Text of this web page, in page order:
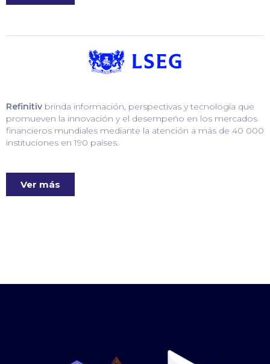
Refinitiv brinda información, perspectivas y tecnología que
promueven la innovación y el desempeño en los mercados
financieros mundiales mediante la atención a más de 40 000
instituciones en 190 países.
Ver más